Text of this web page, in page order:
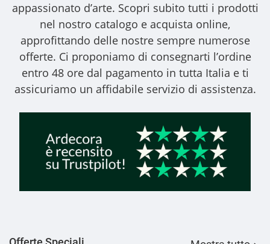
appassionato d’arte. Scopri subito tutti i prodotti
nel nostro catalogo e acquista online,
approfittando delle nostre sempre numerose
offerte. Ci proponiamo di consegnarti l’ordine
entro 48 ore dal pagamento in tutta Italia e ti
assicuriamo un affidabile servizio di assistenza.